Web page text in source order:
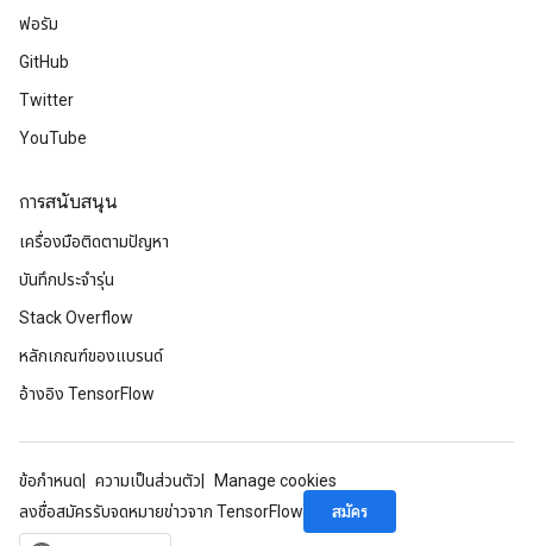
ฟอรัม
GitHub
Twitter
YouTube
การสนับสนุน
เครื่องมือติดตามปัญหา
บันทึกประจำรุ่น
Stack Overflow
หลักเกณฑ์ของแบรนด์
อ้างอิง TensorFlow
ข้อกำหนด ความเป็นส่วนตัว
Manage cookies
ลงชื่อสมัครรับจดหมายข่าวจาก TensorFlow
สมัคร